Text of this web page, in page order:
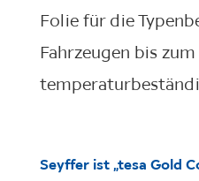
Folie für die
Fahrzeugen bis zum
Seyffer ist „tesa Gold